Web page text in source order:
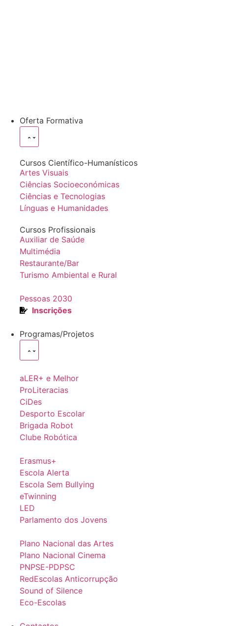
Oferta Formativa
Cursos Científico-Humanísticos
Artes Visuais
Ciências Socioeconómicas
Ciências e Tecnologias
Línguas e Humanidades
Cursos Profissionais
Auxiliar de Saúde
Multimédia
Restaurante/Bar
Turismo Ambiental e Rural
Pessoas 2030
Inscrições
Programas/Projetos
aLER+ e Melhor
ProLiteracias
CiDes
Desporto Escolar
Brigada Robot
Clube Robótica
Erasmus+
Escola Alerta
Escola Sem Bullying
eTwinning
LED
Parlamento dos Jovens
Plano Nacional das Artes
Plano Nacional Cinema
PNPSE-PDPSC
RedEscolas Anticorrupção
Sound of Silence
Eco-Escolas